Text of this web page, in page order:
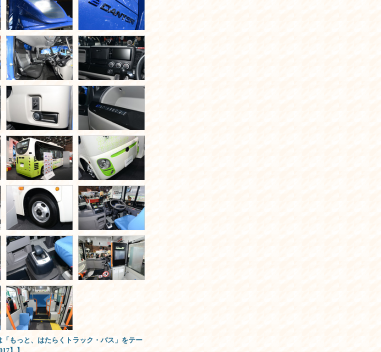
もっと、はたらくトラック・バス」をテー